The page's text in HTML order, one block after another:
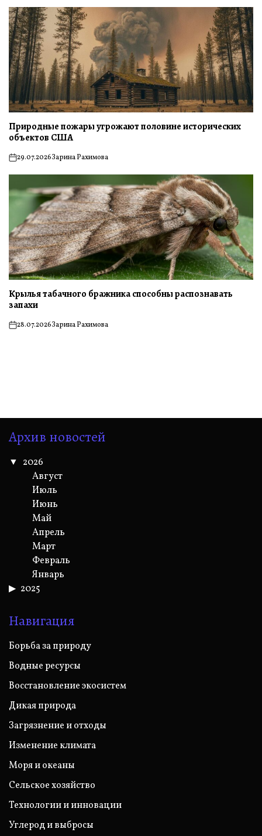
Природные пожары угрожают половине исторических
объектов США
on29.07.2026Зарина Рахимова
Крылья табачного бражника способны распознавать
запахи
on28.07.2026Зарина Рахимова
Архив новостей
2026
Август
Июль
Июнь
Май
Апрель
Март
Февраль
Январь
2025
Навигация
Борьба за природу
Водные ресурсы
Восстановление экосистем
Дикая природа
Загрязнение и отходы
Изменение климата
Моря и океаны
Сельское хозяйство
Технологии и инновации
Углерод и выбросы